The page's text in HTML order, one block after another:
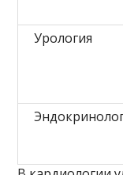
Урология